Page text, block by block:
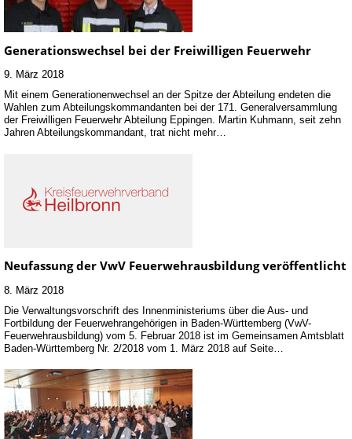
Generationswechsel bei der Freiwilligen Feuerwehr
9. März 2018
Mit einem Generationenwechsel an der Spitze der Abteilung endeten die
Wahlen zum Abteilungskommandanten bei der 171. Generalversammlung
der Freiwilligen Feuerwehr Abteilung Eppingen. Martin Kuhmann, seit zehn
Jahren Abteilungskommandant, trat nicht mehr…
Neufassung der VwV Feuerwehrausbildung veröffentlicht
8. März 2018
Die Verwaltungsvorschrift des Innenministeriums über die Aus- und
Fortbildung der Feuerwehrangehörigen in Baden-Württemberg (VwV-
Feuerwehrausbildung) vom 5. Februar 2018 ist im Gemeinsamen Amtsblatt
Baden-Württemberg Nr. 2/2018 vom 1. März 2018 auf Seite…